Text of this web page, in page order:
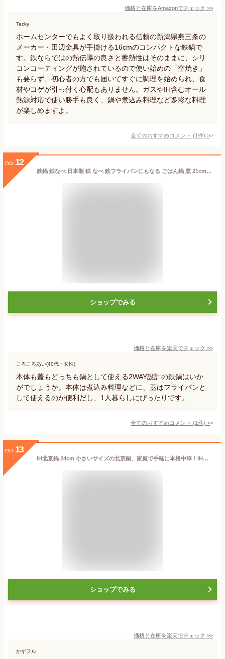
価格と在庫をAmazonでチェック >>
Tacky
ホームセンターでもよく取り扱われる信頼の新潟県燕三条の
メーカー・田辺金具が手掛ける16cmのコンパクトな鉄鍋で
す。鉄ならではの熱伝導の良さと蓄熱性はそのままに、シリ
コンコーティングが施されているので使い始めの「空焼き」
も要らず、初心者の方でも届いてすぐに調理を始められ、食
材やコゲが引っ付く心配もありません。ガスやIH含むオール
熱源対応で使い勝手も良く、鍋や煮込み料理など多彩な料理
が楽しめますよ。
全てのおすすめコメント (1件) >
no. 12
鉄鍋 鉄なべ 日本製 鉄 なべ 鉄フライパンにもなる ごはん鍋 窯 21cm ノンテフロン 両手鍋 IH対応 直火対応 すき焼き 調理器具 台所用品 マルチポット バーベキュー ダッチオーブン アウトドア キャンプ鍋 ツインパン どっちもどっちも H-N-0
ショップでみる
価格と在庫を楽天でチェック >>
ころころあい(40代・女性)
本体も蓋もどっちも鍋として使える2WAY設計の鉄鍋はいか
がでしょうか。本体は煮込み料理などに、蓋はフライパンと
して使えるのが便利だし、1人暮らしにぴったりです。
全てのおすすめコメント (1件) >
no. 13
IH北京鍋 24cm 小さいサイズの北京鍋、家庭で手軽に本格中華！IH調理器にも対応！ カンダ 中華鍋 北京鍋 鉄鍋 家庭用 小さいサイズ IH対応 made in 燕三条
ショップでみる
価格と在庫を楽天でチェック >>
かずフル